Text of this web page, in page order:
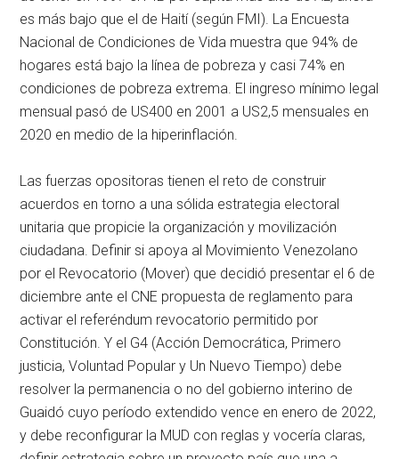
es más bajo que el de Haití (según FMI). La Encuesta
Nacional de Condiciones de Vida muestra que 94% de
hogares está bajo la línea de pobreza y casi 74% en
condiciones de pobreza extrema. El ingreso mínimo legal
mensual pasó de US400 en 2001 a US2,5 mensuales en
2020 en medio de la hiperinflación.
Las fuerzas opositoras tienen el reto de construir
acuerdos en torno a una sólida estrategia electoral
unitaria que propicie la organización y movilización
ciudadana. Definir si apoya al Movimiento Venezolano
por el Revocatorio (Mover) que decidió presentar el 6 de
diciembre ante el CNE propuesta de reglamento para
activar el referéndum revocatorio permitido por
Constitución. Y el G4 (Acción Democrática, Primero
justicia, Voluntad Popular y Un Nuevo Tiempo) debe
resolver la permanencia o no del gobierno interino de
Guaidó cuyo período extendido vence en enero de 2022,
y debe reconfigurar la MUD con reglas y vocería claras,